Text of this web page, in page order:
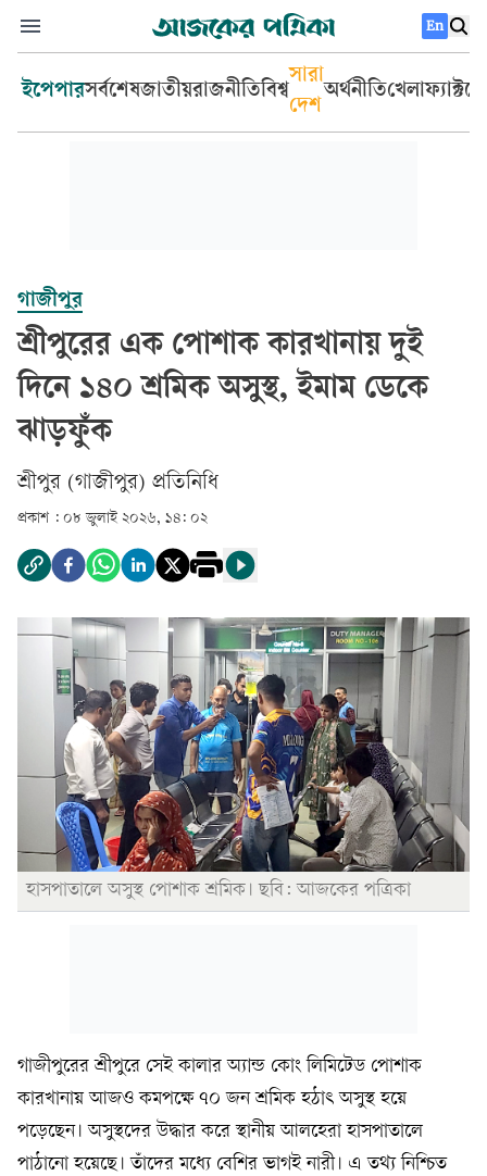
En
ইপেপারসর্বশেষজাতীয়রাজনীতিবিশ্ব
সারা
দেশ
অর্থনীতিখেলা
গাজীপুর
শ্রীপুরের এক পোশাক কারখানায় দুই
দিনে ১৪০ শ্রমিক অসুস্থ, ইমাম ডেকে
ঝাড়ফুঁক
শ্রীপুর (গাজীপুর) প্রতিনিধি
প্রকাশ : ০৮ জুলাই ২০২৬, ১৪: ০২
হাসপাতালে অসুস্থ পোশাক শ্রমিক। ছবি: আজকের পত্রিকা
গাজীপুরের শ্রীপুরে সেই কালার অ্যান্ড কোং লিমিটেড পোশাক
কারখানায় আজও কমপক্ষে ৭০ জন শ্রমিক হঠাৎ অসুস্থ হয়ে
পড়েছেন। অসুস্থদের উদ্ধার করে স্থানীয় আলহেরা হাসপাতালে
পাঠানো হয়েছে। তাঁদের মধ্যে বেশির ভাগই নারী। এ তথ্য নিশ্চিত